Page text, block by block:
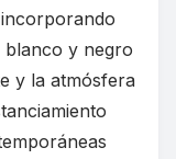
blanco y negro
y la atmósfera